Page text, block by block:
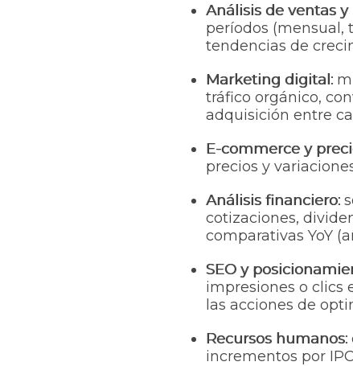
Análisis de ventas y
períodos (mensual,
tendencias de
Marketing digital:
tráfico orgánico,
adquisición entre
E-commerce y
precios y
Análisis financiero:
cotizaciones,
comparativas YoY
SEO y
impresiones o clics
las acciones de
Recursos humanos:
incrementos por